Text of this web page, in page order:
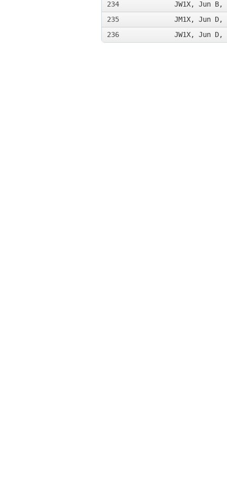
234
JW1X, Jun B,
235
JM1X, Jun D,
236
JW1X, Jun D,